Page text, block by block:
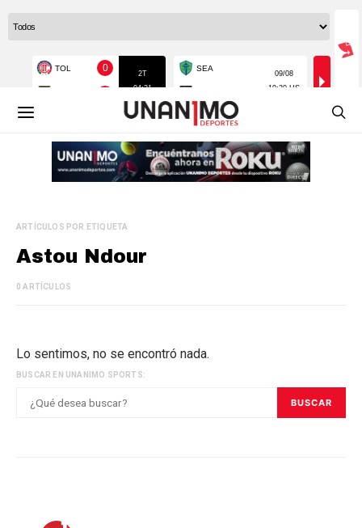
ARTÍCULOS POR ETIQUETA
Astou Ndour
0 ARTÍCULOS
Lo sentimos, no se encontró nada.
BUSCAR EN UNANIMO SPORTS:
BUSCAR